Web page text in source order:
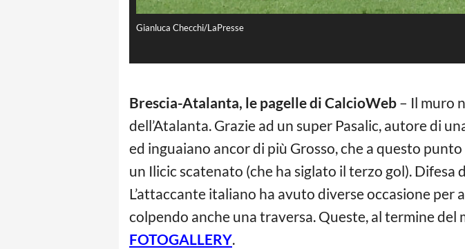
Gianluca Checchi/LaPresse
Brescia-Atalanta, le pagelle di CalcioWeb – Il muro
dell’Atalanta. Grazie ad un super Pasalic, autore di
ed inguaiano ancor di più Grosso, che a questo
un Ilicic scatenato (che ha siglato il terzo gol).
L’attaccante italiano ha avuto diverse occasione
colpendo anche una traversa. Queste, al termine
FOTOGALLERY.